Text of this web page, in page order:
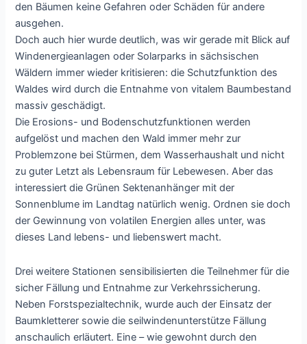
den Bäumen keine Gefahren oder Schäden für andere
ausgehen.
Doch auch hier wurde deutlich, was wir gerade mit Blick auf
Windenergieanlagen oder Solarparks in sächsischen
Wäldern immer wieder kritisieren: die Schutzfunktion des
Waldes wird durch die Entnahme von vitalem Baumbestand
massiv geschädigt.
Die Erosions- und Bodenschutzfunktionen werden
aufgelöst und machen den Wald immer mehr zur
Problemzone bei Stürmen, dem Wasserhaushalt und nicht
zu guter Letzt als Lebensraum für Lebewesen. Aber das
interessiert die Grünen Sektenanhänger mit der
Sonnenblume im Landtag natürlich wenig. Ordnen sie doch
der Gewinnung von volatilen Energien alles unter, was
dieses Land lebens- und liebenswert macht.
Drei weitere Stationen sensibilisierten die Teilnehmer für die
sicher Fällung und Entnahme zur Verkehrssicherung.
Neben Forstspezialtechnik, wurde auch der Einsatz der
Baumkletterer sowie die seilwindenunterstütze Fällung
anschaulich erläutert. Eine – wie gewohnt durch den